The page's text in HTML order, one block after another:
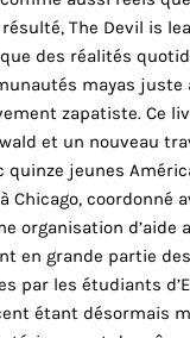
The Devil is
des réalités
mayas juste
zapatiste. Ce
et un nouveau
quinze jeunes
Chicago, coordonné
organisation d’aide
en grande partie
par les étudiants
étant désormais